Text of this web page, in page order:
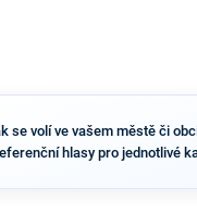
se volí ve vašem městě či
hlasy pro jednotlivé